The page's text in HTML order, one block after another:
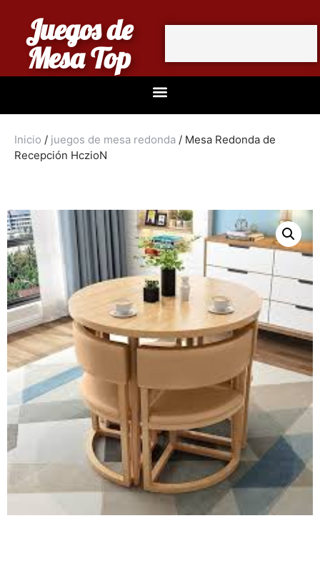
Juegos de
Mesa Top
Inicio / juegos de mesa redonda / Mesa Redonda de
Recepción HczioN